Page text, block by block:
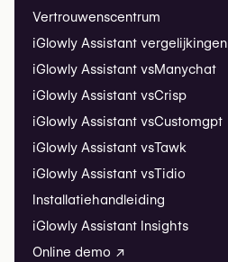
Vertrouwenscentrum
iGlowly Assistant vergelijkingen
iGlowly Assistant vsManychat
iGlowly Assistant vsCrisp
iGlowly Assistant vsCustomgpt
iGlowly Assistant vsTawk
iGlowly Assistant vsTidio
Installatiehandleiding
iGlowly Assistant Insights
Online demo ↗